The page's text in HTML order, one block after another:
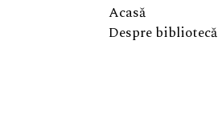
Acasă
Despre bibliotecă